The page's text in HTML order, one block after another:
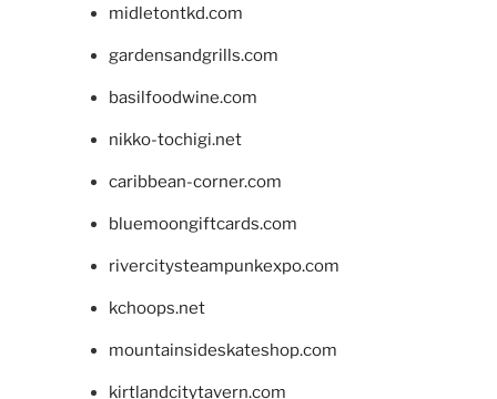
midletontkd.com
gardensandgrills.com
basilfoodwine.com
nikko-tochigi.net
caribbean-corner.com
bluemoongiftcards.com
rivercitysteampunkexpo.com
kchoops.net
mountainsideskateshop.com
kirtlandcitytavern.com